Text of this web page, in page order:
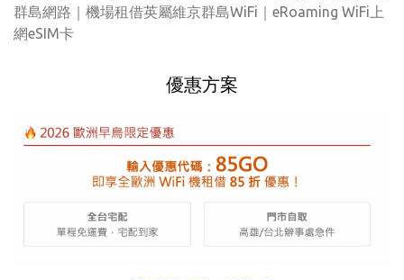
群島網路｜機場租借英屬維京群島WiFi｜eRoaming WiFi上
網eSIM卡
優惠方案